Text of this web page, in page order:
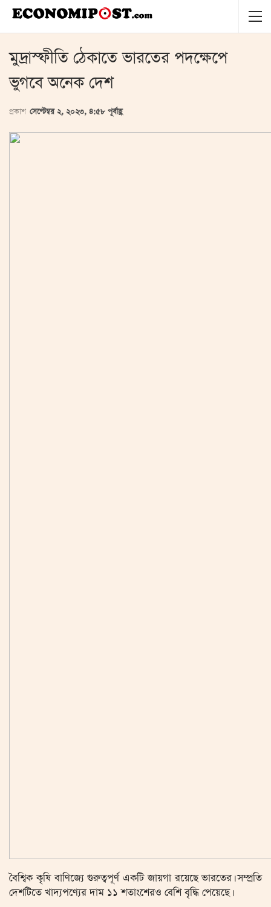
মুদ্রাস্ফীতি ঠেকাতে ভারতের পদক্ষেপে
ভুগবে অনেক দেশ
প্রকাশ সেপ্টেম্বর ২, ২০২৩, ৪:৫৮ পূর্বাহ্ণ
বৈশ্বিক কৃষি বাণিজ্যে গুরুত্বপূর্ণ একটি জায়গা রয়েছে ভারতের। সম্প্রতি
দেশটিতে খাদ্যপণ্যের দাম ১১ শতাংশেরও বেশি বৃদ্ধি পেয়েছে।